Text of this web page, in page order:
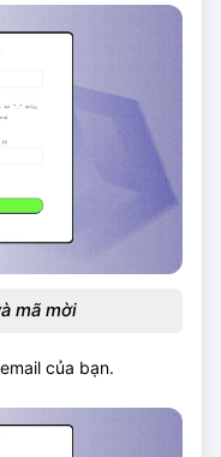
mã mời
của bạn.